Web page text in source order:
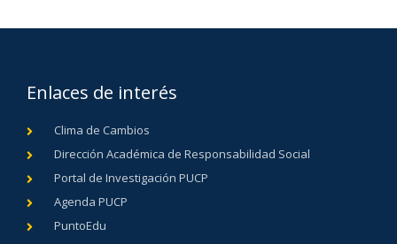
Enlaces de interés
Clima de Cambios
Dirección Académica de Responsabilidad Social
Portal de Investigación PUCP
Agenda PUCP
PuntoEdu